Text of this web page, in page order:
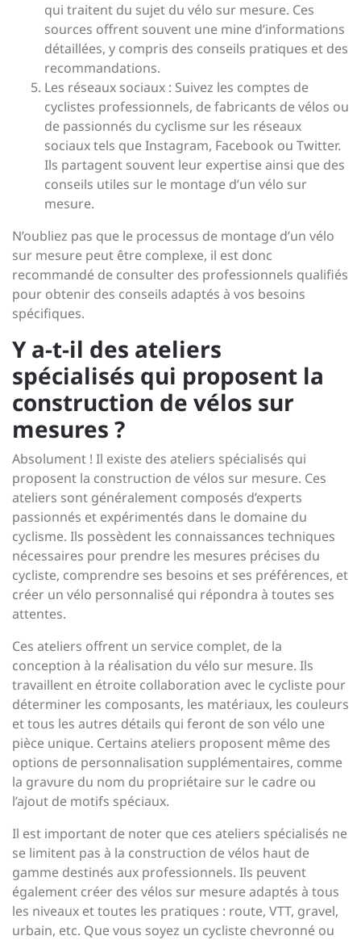
qui traitent du sujet du vélo sur mesure. Ces
sources offrent souvent une mine d’informations
détaillées, y compris des conseils pratiques et des
recommandations.
Les réseaux sociaux : Suivez les comptes de
cyclistes professionnels, de fabricants de vélos ou
de passionnés du cyclisme sur les réseaux
sociaux tels que Instagram, Facebook ou Twitter.
Ils partagent souvent leur expertise ainsi que des
conseils utiles sur le montage d’un vélo sur
mesure.
N’oubliez pas que le processus de montage d’un vélo
sur mesure peut être complexe, il est donc
recommandé de consulter des professionnels qualifiés
pour obtenir des conseils adaptés à vos besoins
spécifiques.
Y a-t-il des ateliers
spécialisés qui proposent la
construction de vélos sur
mesures ?
Absolument ! Il existe des ateliers spécialisés qui
proposent la construction de vélos sur mesure. Ces
ateliers sont généralement composés d’experts
passionnés et expérimentés dans le domaine du
cyclisme. Ils possèdent les connaissances techniques
nécessaires pour prendre les mesures précises du
cycliste, comprendre ses besoins et ses préférences, et
créer un vélo personnalisé qui répondra à toutes ses
attentes.
Ces ateliers offrent un service complet, de la
conception à la réalisation du vélo sur mesure. Ils
travaillent en étroite collaboration avec le cycliste pour
déterminer les composants, les matériaux, les couleurs
et tous les autres détails qui feront de son vélo une
pièce unique. Certains ateliers proposent même des
options de personnalisation supplémentaires, comme
la gravure du nom du propriétaire sur le cadre ou
l’ajout de motifs spéciaux.
Il est important de noter que ces ateliers spécialisés ne
se limitent pas à la construction de vélos haut de
gamme destinés aux professionnels. Ils peuvent
également créer des vélos sur mesure adaptés à tous
les niveaux et toutes les pratiques : route, VTT, gravel,
urbain, etc. Que vous soyez un cycliste chevronné ou